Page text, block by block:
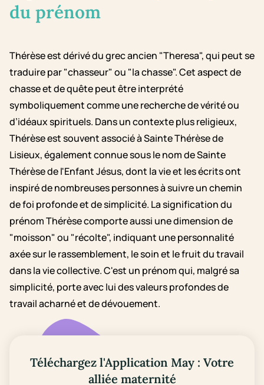
du prénom
Thérèse est dérivé du grec ancien "Theresa", qui peut se
traduire par "chasseur" ou "la chasse". Cet aspect de
chasse et de quête peut être interprété
symboliquement comme une recherche de vérité ou
d’idéaux spirituels. Dans un contexte plus religieux,
Thérèse est souvent associé à Sainte Thérèse de
Lisieux, également connue sous le nom de Sainte
Thérèse de l'Enfant Jésus, dont la vie et les écrits ont
inspiré de nombreuses personnes à suivre un chemin
de foi profonde et de simplicité. La signification du
prénom Thérèse comporte aussi une dimension de
"moisson" ou "récolte", indiquant une personnalité
axée sur le rassemblement, le soin et le fruit du travail
dans la vie collective. C'est un prénom qui, malgré sa
simplicité, porte avec lui des valeurs profondes de
travail acharné et de dévouement.
Téléchargez l'Application May : Votre
alliée maternité